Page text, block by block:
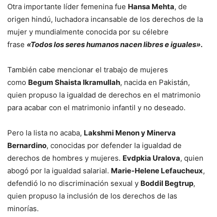
Otra importante líder femenina fue Hansa Mehta, de
origen hindú, luchadora incansable de los derechos de la
mujer y mundialmente conocida por su célebre
frase «Todos los seres humanos nacen libres e iguales».
También cabe mencionar el trabajo de mujeres
como Begum Shaista Ikramullah, nacida en Pakistán,
quien propuso la igualdad de derechos en el matrimonio
para acabar con el matrimonio infantil y no deseado.
Pero la lista no acaba, Lakshmi Menon y Minerva
Bernardino, conocidas por defender la igualdad de
derechos de hombres y mujeres. Evdpkia Uralova, quien
abogó por la igualdad salarial. Marie-Helene Lefaucheux,
defendió lo no discriminación sexual y Boddil Begtrup,
quien propuso la inclusión de los derechos de las
minorías.